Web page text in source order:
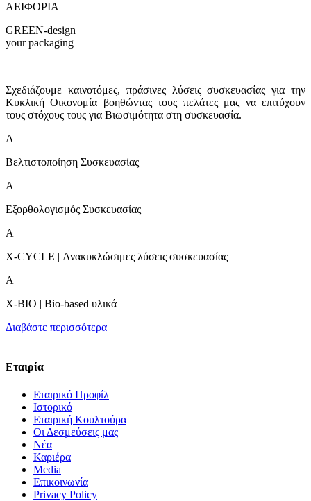
ΑΕΙΦΟΡΙΑ
GREEN-design
your packaging
Σχεδιάζουμε καινοτόμες, πράσινες λύσεις συσκευασίας για την
Κυκλική Οικονομία βοηθώντας τους πελάτες μας να επιτύχουν
τους στόχους τους για Βιωσιμότητα στη συσκευασία.
A
Βελτιστοποίηση Συσκευασίας
A
Εξορθολογισμός Συσκευασίας
A
X-CYCLE | Ανακυκλώσιμες λύσεις συσκευασίας
A
X-BIO | Bio-based υλικά
Διαβάστε περισσότερα
Εταιρία
Εταιρικό Προφίλ
Ιστορικό
Εταιρική Κουλτούρα
Οι Δεσμεύσεις μας
Νέα
Καριέρα
Media
Επικοινωνία
Privacy Policy